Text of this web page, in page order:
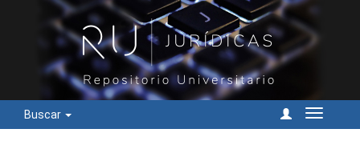
Buscar
Cambiar